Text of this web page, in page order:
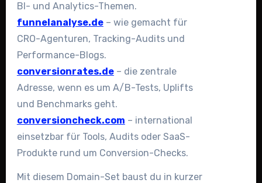
BI- und Analytics-Themen.
funnelanalyse.de– wie gemacht für
CRO-Agenturen, Tracking-Audits und
Performance-Blogs.
conversionrates.de– die zentrale
Adresse, wenn es um A/B-Tests, Uplifts
und Benchmarks geht.
conversioncheck.com – international
einsetzbar für Tools, Audits oder SaaS-
Produkte rund um Conversion-Checks.
Mit diesem Domain-Set baust du in kurzer